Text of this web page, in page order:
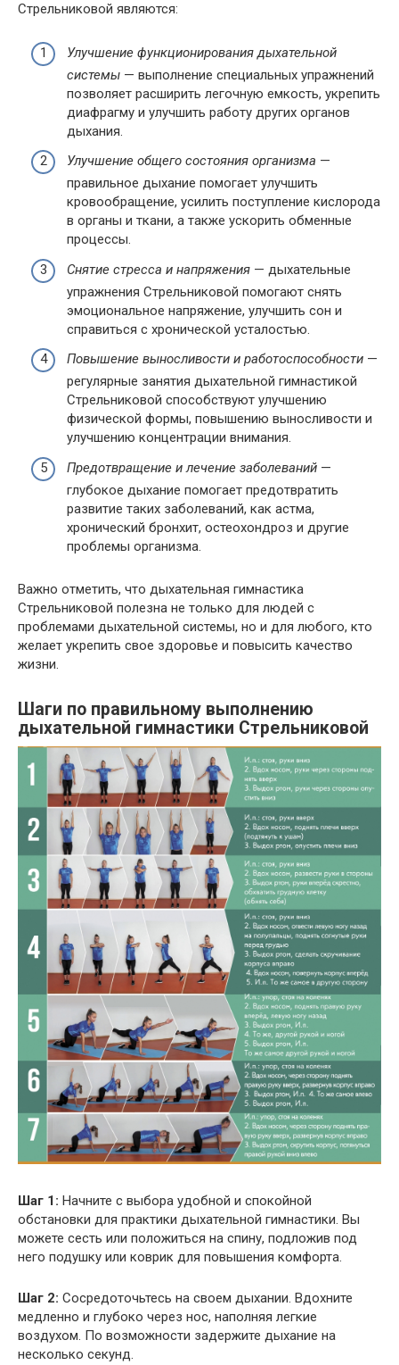
Стрельниковой являются:
Улучшение функционирования дыхательной
системы — выполнение специальных упражнений
позволяет расширить легочную емкость, укрепить
диафрагму и улучшить работу других органов
дыхания.
Улучшение общего состояния организма —
правильное дыхание помогает улучшить
кровообращение, усилить поступление кислорода
в органы и ткани, а также ускорить обменные
процессы.
Снятие стресса и напряжения — дыхательные
упражнения Стрельниковой помогают снять
эмоциональное напряжение, улучшить сон и
справиться с хронической усталостью.
Повышение выносливости и работоспособности —
регулярные занятия дыхательной гимнастикой
Стрельниковой способствуют улучшению
физической формы, повышению выносливости и
улучшению концентрации внимания.
Предотвращение и лечение заболеваний —
глубокое дыхание помогает предотвратить
развитие таких заболеваний, как астма,
хронический бронхит, остеохондроз и другие
проблемы организма.
Важно отметить, что дыхательная гимнастика
Стрельниковой полезна не только для людей с
проблемами дыхательной системы, но и для любого, кто
желает укрепить свое здоровье и повысить качество
жизни.
Шаги по правильному выполнению
дыхательной гимнастики Стрельниковой
Шаг 1: Начните с выбора удобной и спокойной
обстановки для практики дыхательной гимнастики. Вы
можете сесть или положиться на спину, подложив под
него подушку или коврик для повышения комфорта.
Шаг 2: Сосредоточьтесь на своем дыхании. Вдохните
медленно и глубоко через нос, наполняя легкие
воздухом. По возможности задержите дыхание на
несколько секунд.